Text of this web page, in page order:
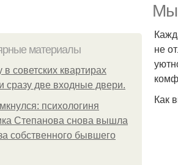
Мы
материалы
в советских квартирах
сразу две входные двери.
психологиня
Степанова снова вышла
собственного бывшего
не
Как